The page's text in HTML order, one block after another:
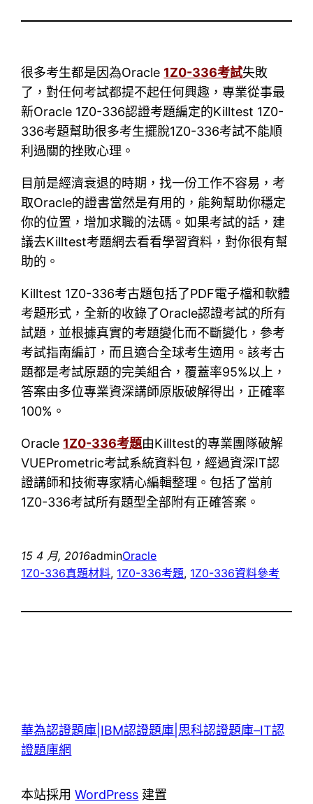
很多考生都是因為Oracle 1Z0-336考試失敗
了，對任何考試都提不起任何興趣，專業從事最
新Oracle 1Z0-336認證考題編定的Killtest 1Z0-
336考題幫助很多考生擺脫1Z0-336考試不能順
利過關的挫敗心理。
目前是經濟衰退的時期，找一份工作不容易，考
取Oracle的證書當然是有用的，能夠幫助你穩定
你的位置，增加求職的法碼。如果考試的話，建
議去Killtest考題網去看看學習資料，對你很有幫
助的。
Killtest 1Z0-336考古題包括了PDF電子檔和軟體
考題形式，全新的收錄了Oracle認證考試的所有
試題，並根據真實的考題變化而不斷變化，參考
考試指南編訂，而且適合全球考生適用。該考古
題都是考試原題的完美組合，覆蓋率95%以上，
答案由多位專業資深講師原版破解得出，正確率
100%。
Oracle 1Z0-336考題由Killtest的專業團隊破解
VUEPrometric考試系統資料包，經過資深IT認
證講師和技術專家精心編輯整理。包括了當前
1Z0-336考試所有題型全部附有正確答案。
15 4 月, 2016adminOracle
1Z0-336真題材料, 1Z0-336考題, 1Z0-336資料參考
華為認證題庫|IBM認證題庫|思科認證題庫–IT認
證題庫網
本站採用WordPress 建置